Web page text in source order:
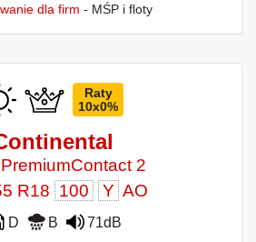
dla firm - MŚP i floty
Raty
10x0%
2
R18 100 Y AO
D B
71dB